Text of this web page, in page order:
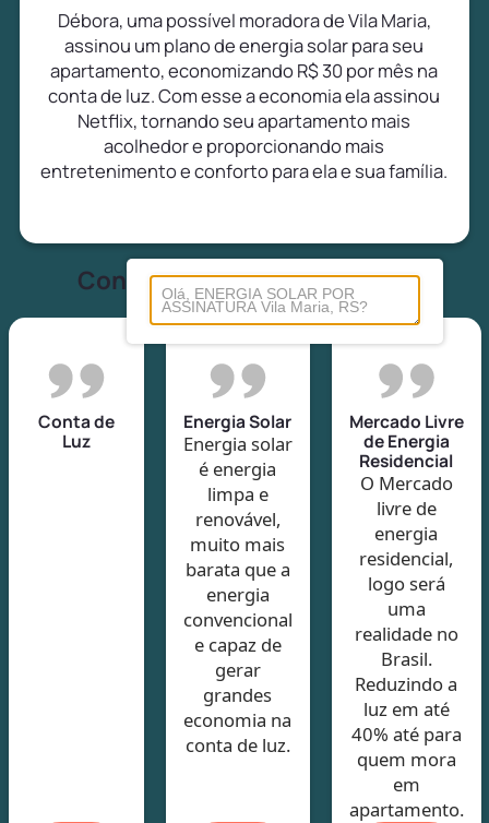
Débora, uma possível moradora de Vila Maria,
assinou um plano de energia solar para seu
apartamento, economizando R$ 30 por mês na
conta de luz. Com esse a economia ela assinou
Netflix, tornando seu apartamento mais
acolhedor e proporcionando mais
entretenimento e conforto para ela e sua família.
Conheça tudo sobre energia
Conta de
Luz
Energia Solar
Energia solar
é energia
limpa e
renovável,
muito mais
barata que a
energia
convencional
e capaz de
gerar
grandes
economia na
conta de luz.
Mercado Livre
de Energia
Residencial
O Mercado
livre de
energia
residencial,
logo será
uma
realidade no
Brasil.
Reduzindo a
luz em até
40% até para
quem mora
em
apartamento.